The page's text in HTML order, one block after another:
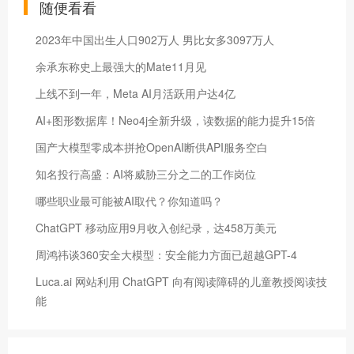
随便看看
2023年中国出生人口902万人 男比女多3097万人
余承东称史上最强大的Mate11月见
上线不到一年，Meta AI月活跃用户达4亿
AI+图形数据库！Neo4j全新升级，读数据的能力提升15倍
国产大模型零成本拼抢OpenAI断供API服务空白
知名投行高盛：AI将威胁三分之二的工作岗位
哪些职业最可能被AI取代？你知道吗？
ChatGPT 移动应用9月收入创纪录，达458万美元
周鸿祎谈360安全大模型：安全能力方面已超越GPT-4
Luca.ai 网站利用 ChatGPT 向有阅读障碍的儿童教授阅读技
能